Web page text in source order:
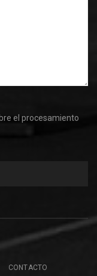
el procesamiento
CONTACTO